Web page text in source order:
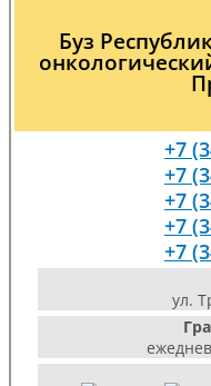
Буз
+7
+7
+7
+7
+7
ул.